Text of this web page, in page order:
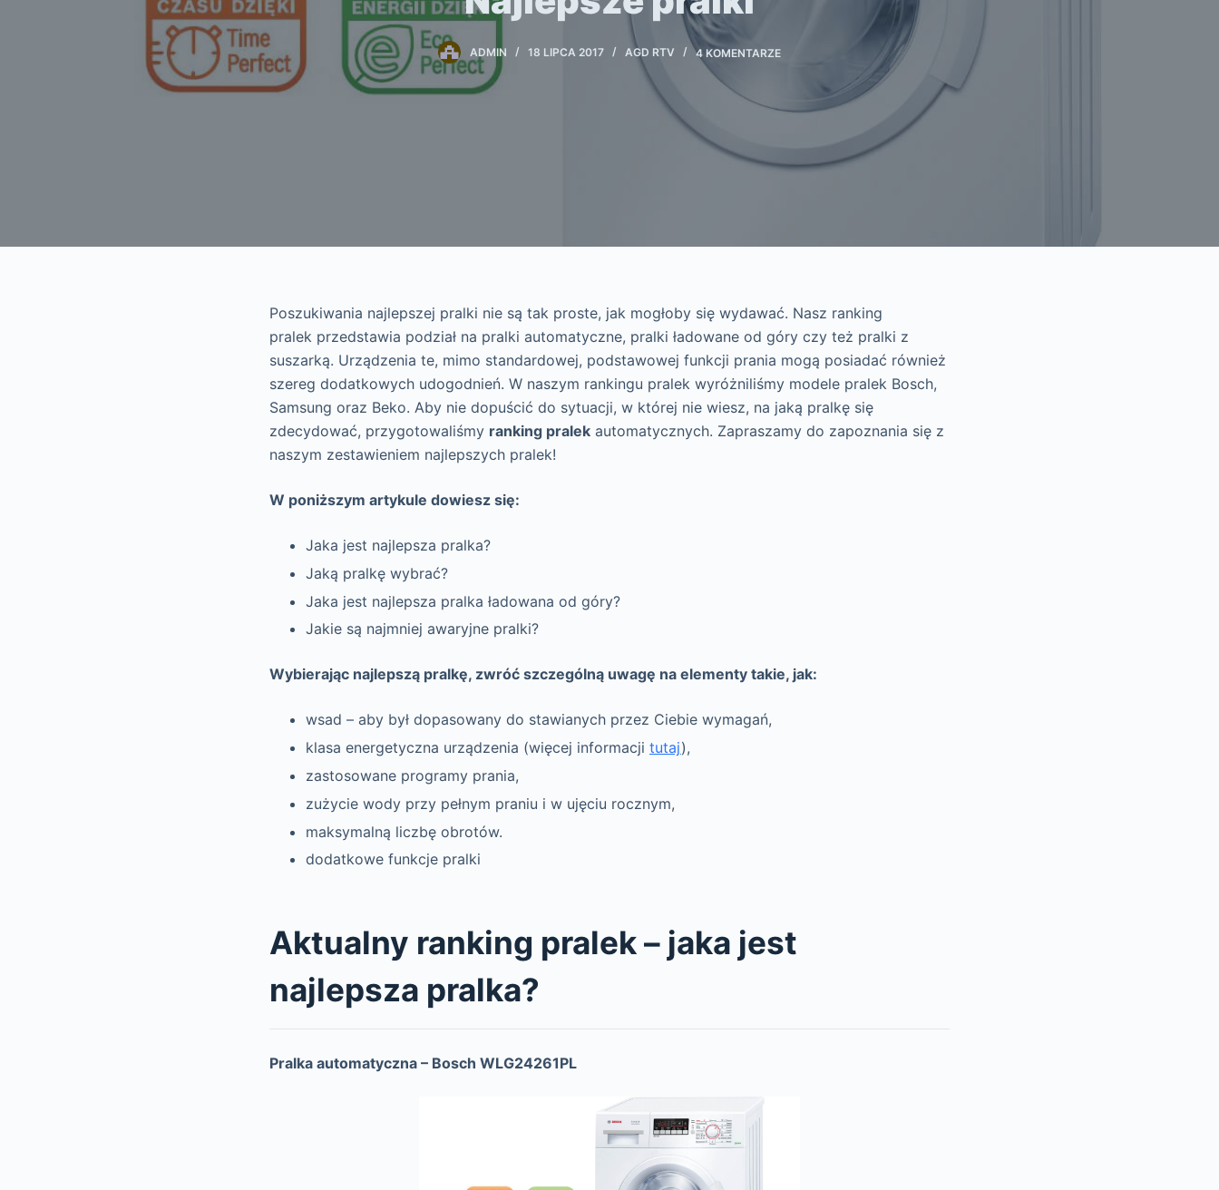
ADMIN 18 LIPCA 2017 AGD RTV 4 KOMENTARZE
Poszukiwania najlepszej pralki nie są tak proste, jak mogłoby się wydawać. Nasz ranking
pralek przedstawia podział na pralki automatyczne, pralki ładowane od góry czy też pralki z
suszarką. Urządzenia te, mimo standardowej, podstawowej funkcji prania mogą posiadać również
szereg dodatkowych udogodnień. W naszym rankingu pralek wyróżniliśmy modele pralek Bosch,
Samsung oraz Beko. Aby nie dopuścić do sytuacji, w której nie wiesz, na jaką pralkę się
zdecydować, przygotowaliśmy ranking pralek automatycznych. Zapraszamy do zapoznania się z
naszym zestawieniem najlepszych pralek!
W poniższym artykule dowiesz się:
Jaka jest najlepsza pralka?
Jaką pralkę wybrać?
Jaka jest najlepsza pralka ładowana od góry?
Jakie są najmniej awaryjne pralki?
Wybierając najlepszą pralkę, zwróć szczególną uwagę na elementy takie, jak:
wsad – aby był dopasowany do stawianych przez Ciebie wymagań,
klasa energetyczna urządzenia (więcej informacji tutaj),
zastosowane programy prania,
zużycie wody przy pełnym praniu i w ujęciu rocznym,
maksymalną liczbę obrotów.
dodatkowe funkcje pralki
Aktualny ranking pralek – jaka jest
najlepsza pralka?
Pralka automatyczna – Bosch WLG24261PL